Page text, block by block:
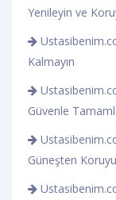
Yenileyin ve
Kalmayın
Güvenle
Güneşten